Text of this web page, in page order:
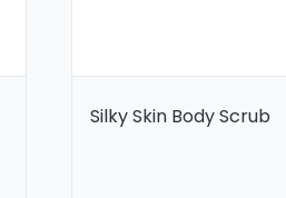
Silky Skin Body Scrub